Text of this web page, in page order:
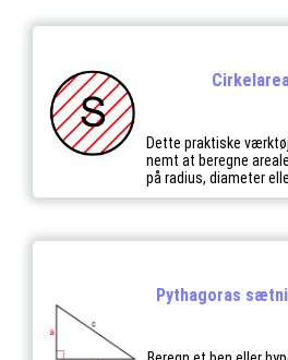
Dette praktiske
nemt at beregne
på radius, diameter
Pythagoras